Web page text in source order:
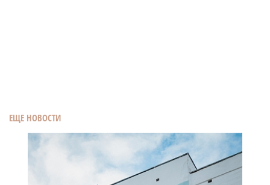
ЕЩЕ НОВОСТИ